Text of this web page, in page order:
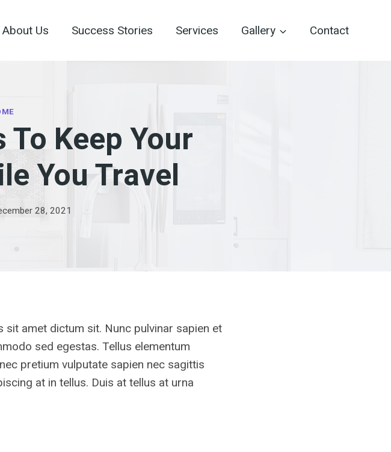
About Us Success Stories Services Gallery Contact
Keep Your
You Travel
28, 2021
sit amet dictum sit. Nunc pulvinar sapien et
sed egestas. Tellus elementum
pretium vulputate sapien nec sagittis
at in tellus. Duis at tellus at urna